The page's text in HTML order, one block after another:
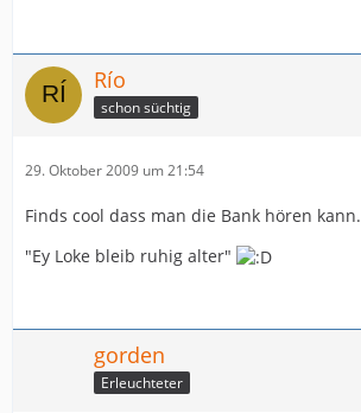
Río
schon süchtig
29. Oktober 2009 um 21:54
Finds cool dass man die Bank hören kann.
"Ey Loke bleib ruhig alter"
gorden
Erleuchteter